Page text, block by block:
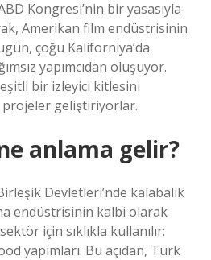
Kongresi’nin bir yasasıyla
Amerikan film endüstrisinin
çoğu Kaliforniya’da
yapımcıdan oluşuyor.
bir izleyici kitlesini
projeler geliştiriyorlar.
anlama gelir?
Devletleri’nde kalabalık
endüstrisinin kalbi olarak
için sıklıkla kullanılır:
yapımları. Bu açıdan, Türk